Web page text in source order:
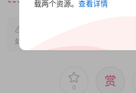
处。
0 赏
载两个资源。 查看详情